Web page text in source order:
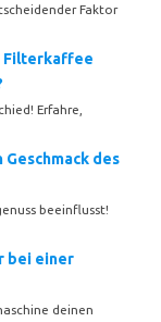
Faktor
Filterkaffee
Erfahre,
des
beeinflusst!
bei einer
deinen